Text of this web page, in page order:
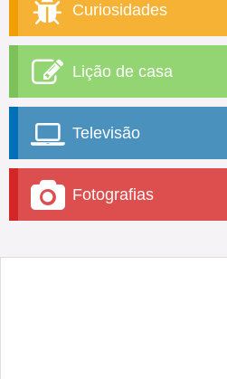
Curiosidades
Lição de casa
Televisão
Fotografias